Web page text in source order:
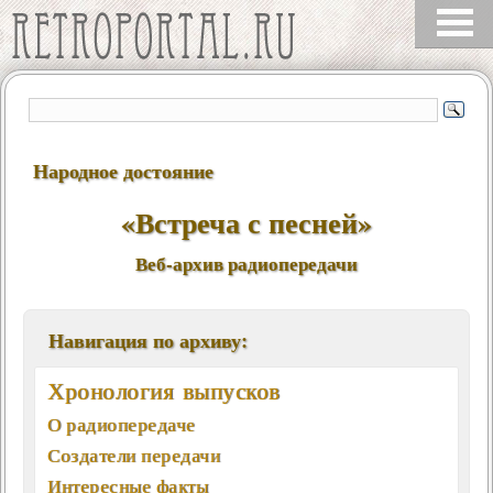
Народное достояние
«Встреча с песней»
Веб-архив радиопередачи
Навигация по архиву:
Хронология выпусков
О радиопередаче
Создатели передачи
Интересные факты